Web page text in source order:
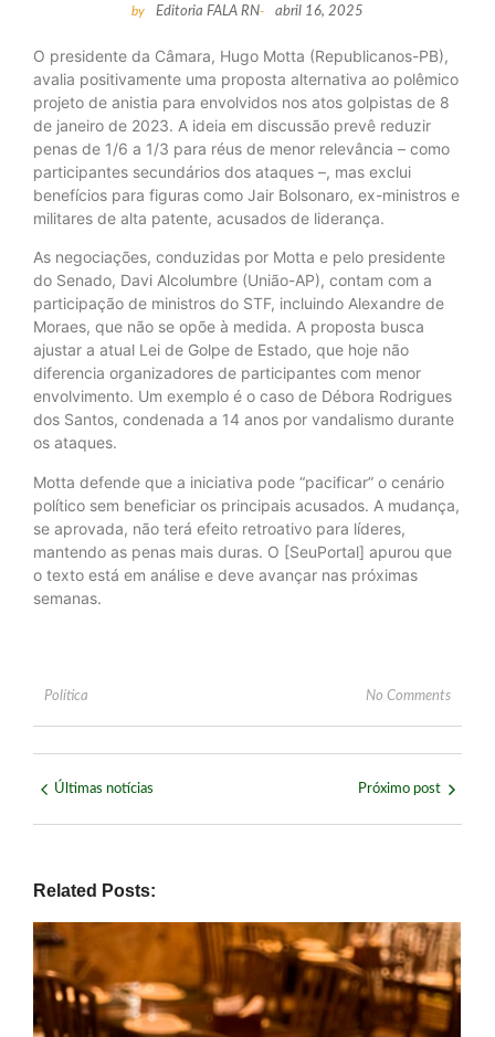
by Editoria FALA RN- abril 16, 2025
O presidente da Câmara, Hugo Motta (Republicanos-PB),
avalia positivamente uma proposta alternativa ao polêmico
projeto de anistia para envolvidos nos atos golpistas de 8
de janeiro de 2023. A ideia em discussão prevê reduzir
penas de 1/6 a 1/3 para réus de menor relevância – como
participantes secundários dos ataques –, mas exclui
benefícios para figuras como Jair Bolsonaro, ex-ministros e
militares de alta patente, acusados de liderança.
As negociações, conduzidas por Motta e pelo presidente
do Senado, Davi Alcolumbre (União-AP), contam com a
participação de ministros do STF, incluindo Alexandre de
Moraes, que não se opõe à medida. A proposta busca
ajustar a atual Lei de Golpe de Estado, que hoje não
diferencia organizadores de participantes com menor
envolvimento. Um exemplo é o caso de Débora Rodrigues
dos Santos, condenada a 14 anos por vandalismo durante
os ataques.
Motta defende que a iniciativa pode “pacificar” o cenário
político sem beneficiar os principais acusados. A mudança,
se aprovada, não terá efeito retroativo para líderes,
mantendo as penas mais duras. O [SeuPortal] apurou que
o texto está em análise e deve avançar nas próximas
semanas.
Política No Comments
Últimas notícias Próximo post
Related Posts: